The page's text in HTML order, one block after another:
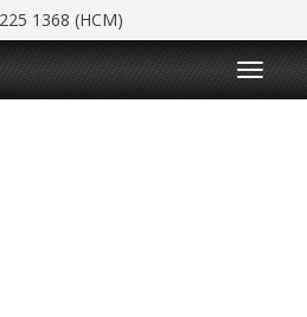
1368 (HCM)
T
o
g